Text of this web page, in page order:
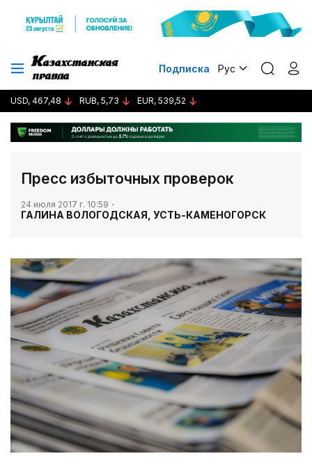
Подписка Рус
USD, 467,48 RUB, 5,73 EUR, 539,52
Пресс избыточных проверок
24 июля 2017 г. 10:59
ГАЛИНА ВОЛОГОДСКАЯ, УСТЬ-КАМЕНОГОРСК